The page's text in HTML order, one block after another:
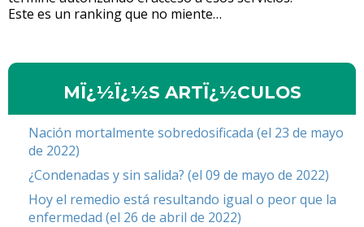
Este es un ranking que no miente…
MÏ¿½Ï¿½S ARTÏ¿½CULOS
Nación mortalmente sobredosificada (el 23 de mayo
de 2022)
¿Condenadas y sin salida? (el 09 de mayo de 2022)
Hoy el remedio está resultando igual o peor que la
enfermedad (el 26 de abril de 2022)